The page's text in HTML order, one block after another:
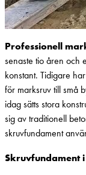
Professionell
senaste tio åren och
konstant. Tidigare
för marksruv till små
idag sätts stora
sig av traditionell
skruvfundament
Skruvfundament